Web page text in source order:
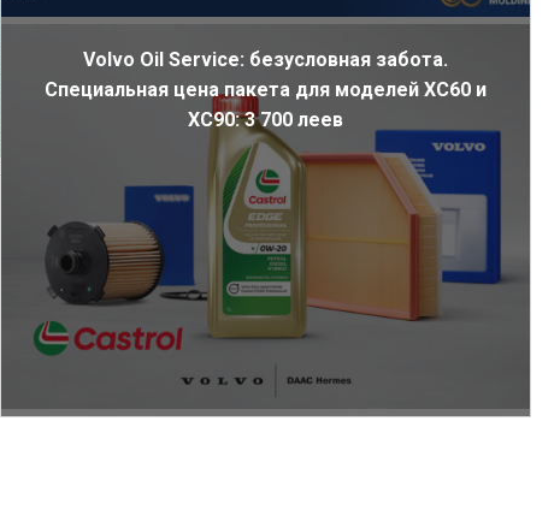
Volvo Oil Service: безусловная забота.
Специальная цена пакета для моделей XC60 и
XC90: 3 700 леев